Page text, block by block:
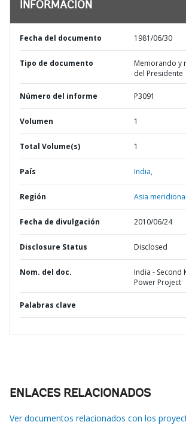
INFORMACIÓN
Fecha del documento 1981/06/30
Tipo de documento
Memorando y
del Presidente
Número del informe P3091
Volumen 1
Total Volume(s) 1
País India,
Región Asia
Fecha de divulgación 2010/06/24
Disclosure Status Disclosed
Nom. del doc.
India - Second
Power Project
Palabras clave
ENLACES RELACIONADOS
Ver documentos relacionados con los